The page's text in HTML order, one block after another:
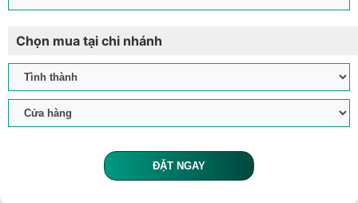
Chọn mua tại chi nhánh
ĐẶT NGAY